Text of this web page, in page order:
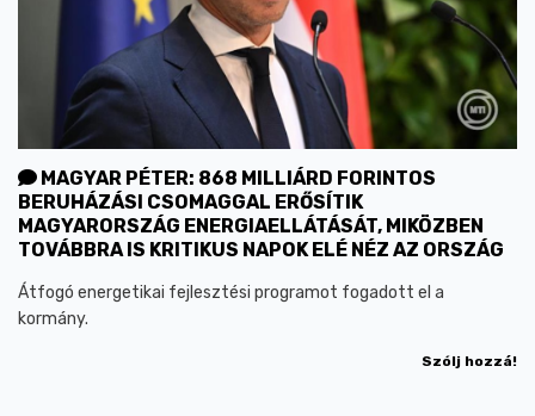
MAGYAR PÉTER: 868 MILLIÁRD FORINTOS
BERUHÁZÁSI CSOMAGGAL ERŐSÍTIK
MAGYARORSZÁG ENERGIAELLÁTÁSÁT, MIKÖZBEN
TOVÁBBRA IS KRITIKUS NAPOK ELÉ NÉZ AZ ORSZÁG
Átfogó energetikai fejlesztési programot fogadott el a
kormány.
Szólj hozzá!